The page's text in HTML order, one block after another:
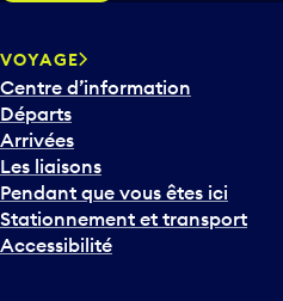
VOYAGE
Centre d’information
Départs
Arrivées
Les liaisons
Pendant que vous êtes ici
Stationnement et transport
Accessibilité